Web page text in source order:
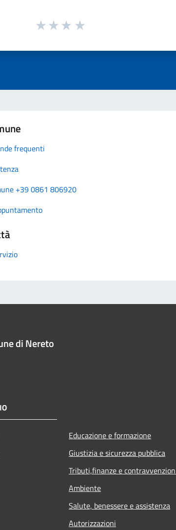
frequenti
+39 0861 806920
di Nereto
Educazione e formazione
Giustizia e sicurezza pubblica
Tributi,finanze e
Ambiente
Salute, benessere e assistenza
Autorizzazioni